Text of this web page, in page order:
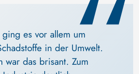
es vor allem um
in der Umwelt.
war das brisant. Zum